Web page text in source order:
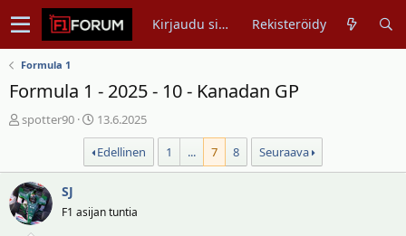
Kirjaudu sisään Rekisteröidy
Formula 1
Formula 1 - 2025 - 10 - Kanadan GP
V
s
t
i
k
spotter90
A
l
o
i
u
13.6.2025
Edellinen
1 ... 7 8 Seuraava
SJ
F1 asijan tuntia